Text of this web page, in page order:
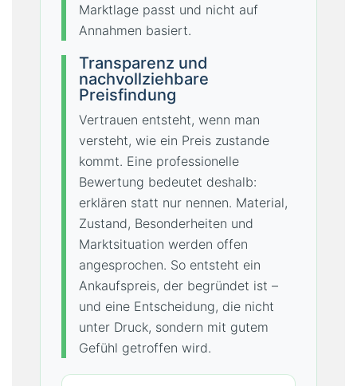
Marktlage passt und nicht auf
Annahmen basiert.
Transparenz und
nachvollziehbare
Preisfindung
Vertrauen entsteht, wenn man
versteht, wie ein Preis zustande
kommt. Eine professionelle
Bewertung bedeutet deshalb:
erklären statt nur nennen. Material,
Zustand, Besonderheiten und
Marktsituation werden offen
angesprochen. So entsteht ein
Ankaufspreis, der begründet ist –
und eine Entscheidung, die nicht
unter Druck, sondern mit gutem
Gefühl getroffen wird.